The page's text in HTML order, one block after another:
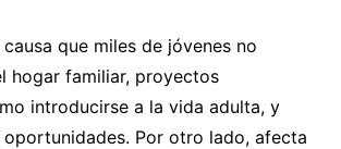
que miles de jóvenes no
hogar familiar, proyectos
introducirse a la vida adulta, y
oportunidades. Por otro lado, afecta